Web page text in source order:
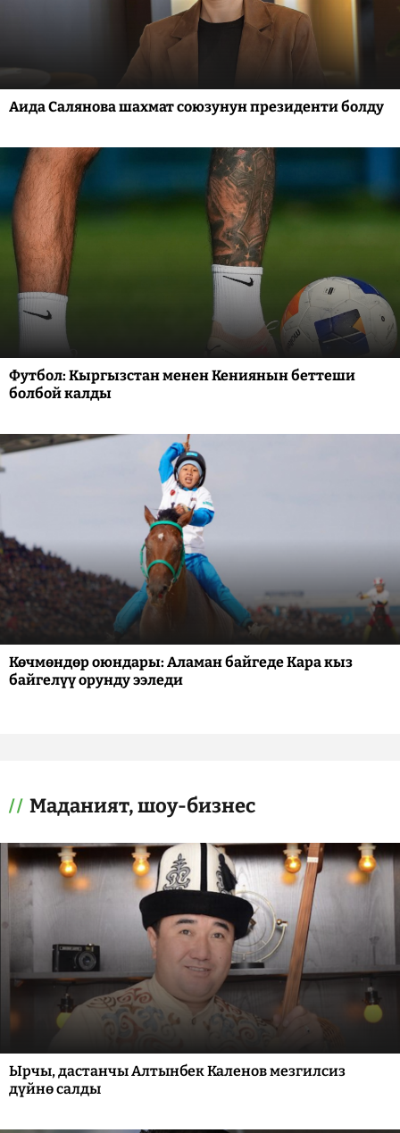
Аида Салянова шахмат союзунун президенти болду
Футбол: Кыргызстан менен Кениянын беттеши
болбой калды
Көчмөндөр оюндары: Аламан байгеде Кара кыз
байгелүү орунду ээледи
Маданият, шоу-бизнес
Ырчы, дастанчы Алтынбек Каленов мезгилсиз
дүйнө салды